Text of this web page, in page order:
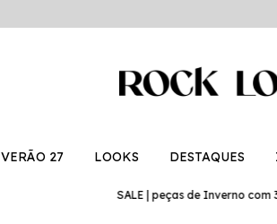
VERÃO 27 LOOKS DESTAQUES
SALE | peças de Inverno com